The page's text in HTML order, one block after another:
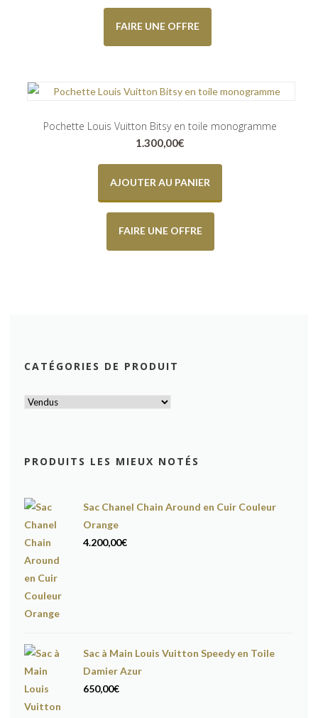
FAIRE UNE OFFRE
Pochette Louis Vuitton Bitsy en toile monogramme
1.300,00€
AJOUTER AU PANIER
FAIRE UNE OFFRE
CATÉGORIES DE PRODUIT
PRODUITS LES MIEUX NOTÉS
Sac Chanel Chain Around en Cuir Couleur
Orange
4.200,00€
Sac à Main Louis Vuitton Speedy en Toile
Damier Azur
650,00€